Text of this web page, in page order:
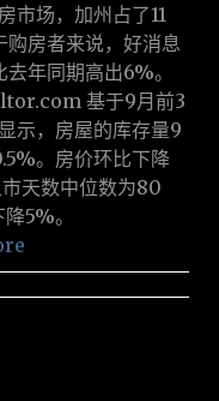
市场，加州占了11
房者来说，好消息
年同期高出6%。
基于9月前3
示，房屋的库存量9
。房价环比下降
天数中位数为80
5%。